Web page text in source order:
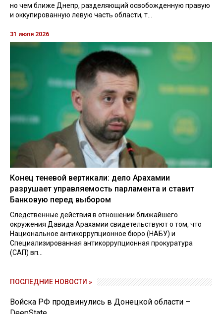
но чем ближе Днепр, разделяющий освобожденную правую
и оккупированную левую часть области, т...
31 июля 2026
Конец теневой вертикали: дело Арахамии
разрушает управляемость парламента и ставит
Банковую перед выбором
Следственные действия в отношении ближайшего
окружения Давида Арахамии свидетельствуют о том, что
Национальное антикоррупционное бюро (НАБУ) и
Специализированная антикоррупционная прокуратура
(САП) вп...
ПОСЛЕДНИЕ НОВОСТИ »
Войска РФ продвинулись в Донецкой области –